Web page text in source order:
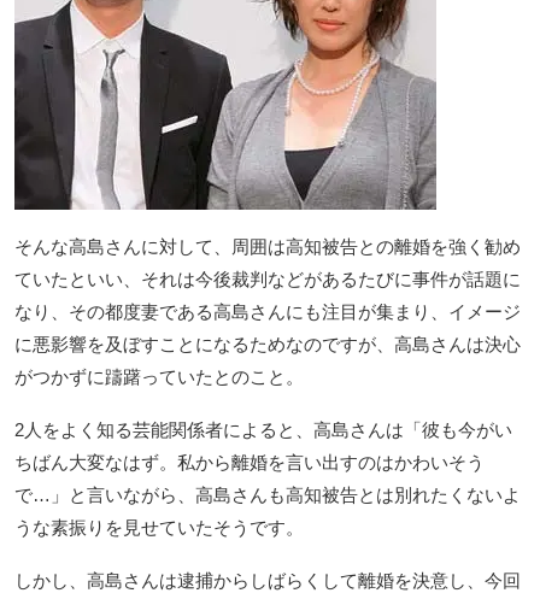
そんな高島さんに対して、周囲は高知被告との離婚を強く勧め
ていたといい、それは今後裁判などがあるたびに事件が話題に
なり、その都度妻である高島さんにも注目が集まり、イメージ
に悪影響を及ぼすことになるためなのですが、高島さんは決心
がつかずに躊躇っていたとのこと。
2人をよく知る芸能関係者によると、高島さんは「彼も今がい
ちばん大変なはず。私から離婚を言い出すのはかわいそう
で…」と言いながら、高島さんも高知被告とは別れたくないよ
うな素振りを見せていたそうです。
しかし、高島さんは逮捕からしばらくして離婚を決意し、今回